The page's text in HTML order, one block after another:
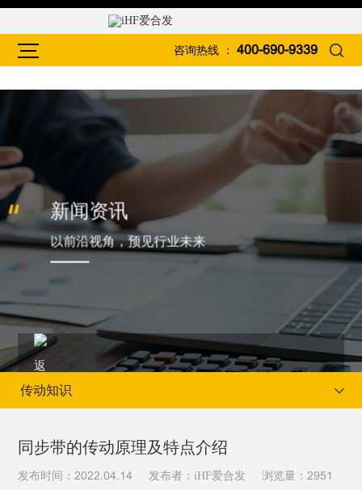
咨询热线 ： 400-690-9339
新闻资讯
以前沿视角，预见行业未来
当前位置：首页 新闻资讯 传动知识
传动知识
同步带的传动原理及特点介绍
发布时间：2022.04.14 发布者：iHF爱合发 浏览量：2951